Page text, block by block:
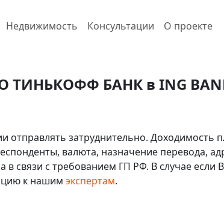
Недвижимость Консультации О проекте
ТИНЬКОФФ БАНК в ING
отправлять затруднительно. Доходимость
валюта, назначение перевода,
в связи с требованием ГП РФ. В случае
к нашим экспертам.